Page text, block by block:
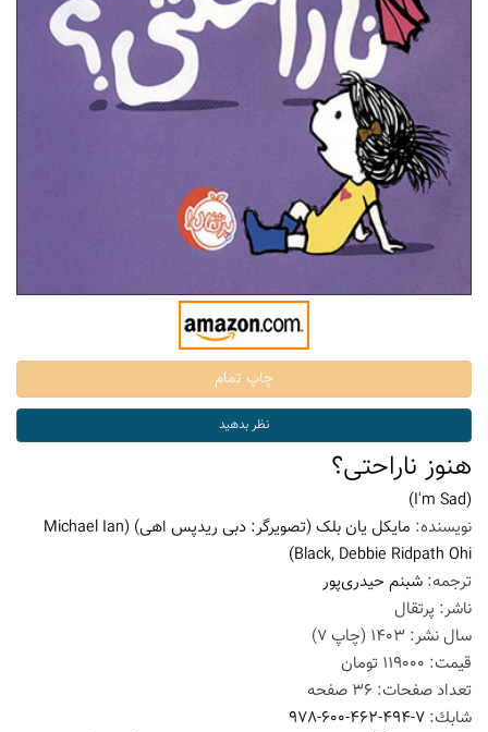
هنوز ناراحتی؟
(I'm Sad)
نویسنده: مایکل یان بلک (تصویرگر: دبی ریدپس اهی) (Michael Ian
Black, Debbie Ridpath Ohi)
ترجمه: شبنم حیدری‌پور
ناشر: پرتقال
سال نشر: 1403 (چاپ7
)
قیمت: 119000 تومان
تعداد صفحات: 36 صفحه
شابك: 978-600-462-494-7